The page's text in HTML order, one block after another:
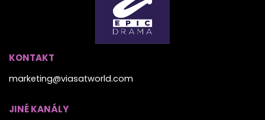
KONTAKT
marketing@viasatworld.com
JINÉ KANÁLY